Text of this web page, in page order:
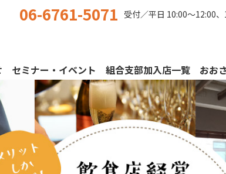
セミナー・イベント 組合支部加入店一覧 おお
06-6761-5071 受付／平日 10:00〜12:00